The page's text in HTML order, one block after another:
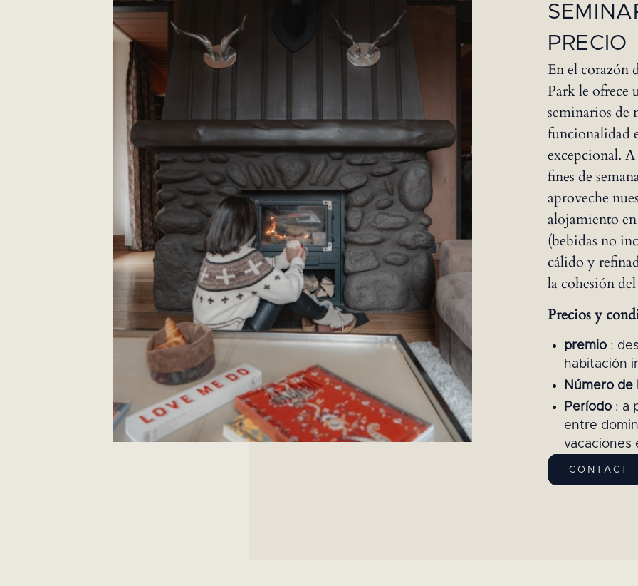
PRECIO
En el corazón
Park le ofrece
seminarios de
funcionalidad
excepcional.
fines de
aproveche
alojamiento
(bebidas no
cálido y
la cohesión
Precios y
premio :
habitación
Número de
Período : a
entre
vacaciones
CONTACT